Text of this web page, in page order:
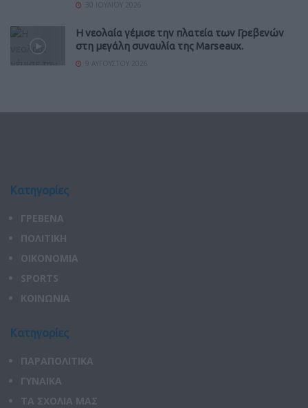
Η νεολαία γέμισε την πλατεία των Γρεβενών
στη μεγάλη συναυλία της Marseaux.
Κατηγορίες
ΓΡΕΒΕΝΑ
ΠΟΛΙΤΙΚΗ
ΟΙΚΟΝΟΜΙΑ
SPORTS
ΚΟΙΝΩΝΙΑ
Κατηγορίες
ΠΑΡΑΠΟΛΙΤΙΚΑ
ΓΥΝΑΙΚΑ
ΤΑ ΣΧΟΛΙΑ ΜΑΣ